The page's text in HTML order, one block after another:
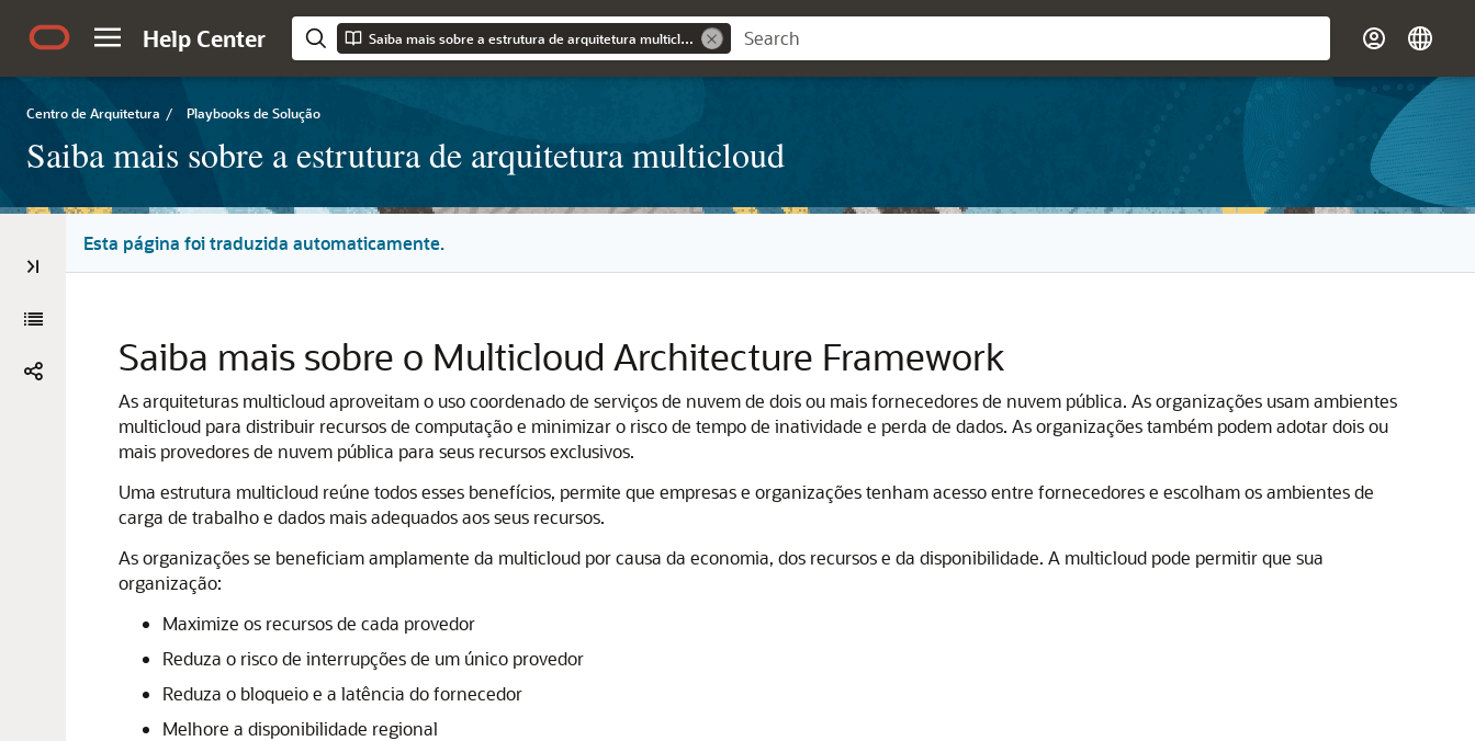
Help Center Saiba mais sobre a estrutura de arquitetura multicloud
Centro de Arquitetura / Playbooks de Solução
Saiba mais sobre a estrutura de arquitetura multicloud
Esta página foi traduzida automaticamente.
Saiba mais sobre o Multicloud Architecture Framework
As arquiteturas multicloud aproveitam o uso coordenado de serviços de nuvem de dois ou mais fornecedores de nuvem pública. As organizações usam ambientes
multicloud para distribuir recursos de computação e minimizar o risco de tempo de inatividade e perda de dados. As organizações também podem adotar dois ou
mais provedores de nuvem pública para seus recursos exclusivos.
Uma estrutura multicloud reúne todos esses benefícios, permite que empresas e organizações tenham acesso entre fornecedores e escolham os ambientes de
carga de trabalho e dados mais adequados aos seus recursos.
As organizações se beneficiam amplamente da multicloud por causa da economia, dos recursos e da disponibilidade. A multicloud pode permitir que sua
organização:
Maximize os recursos de cada provedor
Reduza o risco de interrupções de um único provedor
Reduza o bloqueio e a latência do fornecedor
Melhore a disponibilidade regional